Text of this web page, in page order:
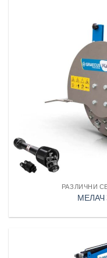
РАЗЛИЧНИ